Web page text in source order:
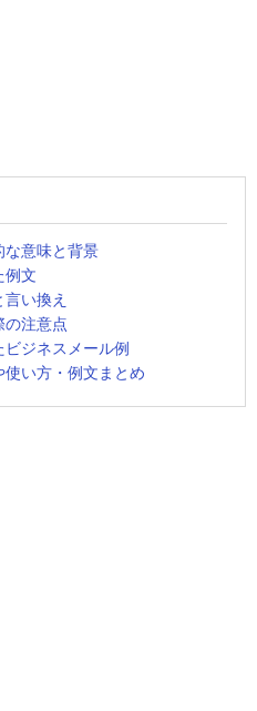
な意味と背景
例文
言い換え
の注意点
ビジネスメール例
使い方・例文まとめ